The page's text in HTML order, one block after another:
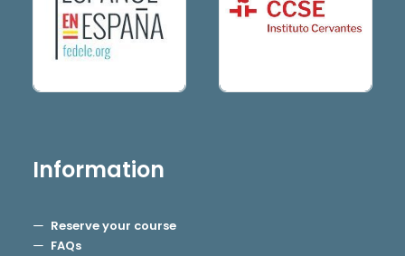
Information
Reserve your course
FAQs